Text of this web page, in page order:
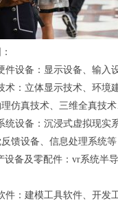
件设备：显示设备、输入
术：立体显示技术、环境
仿真技术、三维全真技
统设备：沉浸式虚拟现实
馈设备、信息处理系统等
设备及零配件：vr系统半
件：建模工具软件、开发